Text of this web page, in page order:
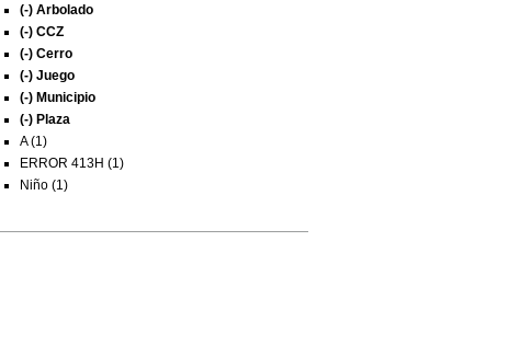
(-) Arbolado
(-) CCZ
(-) Cerro
(-) Juego
(-) Municipio
(-) Plaza
A (1)
ERROR 413H (1)
Niño (1)